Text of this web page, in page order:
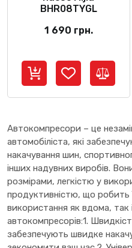
BHR08TYGL
1 690 грн.
Автокомпресори – це
автомобіліста, які
накачування шин,
інших надувних виробів.
розмірами, легкістю у
продуктивністю, що робить
використання як вдома, так
автокомпресорів:1.
забезпечують швидке